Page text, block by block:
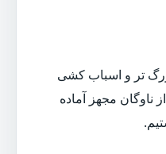
تر و اسباب کشی
ناوگان مجهز آماده